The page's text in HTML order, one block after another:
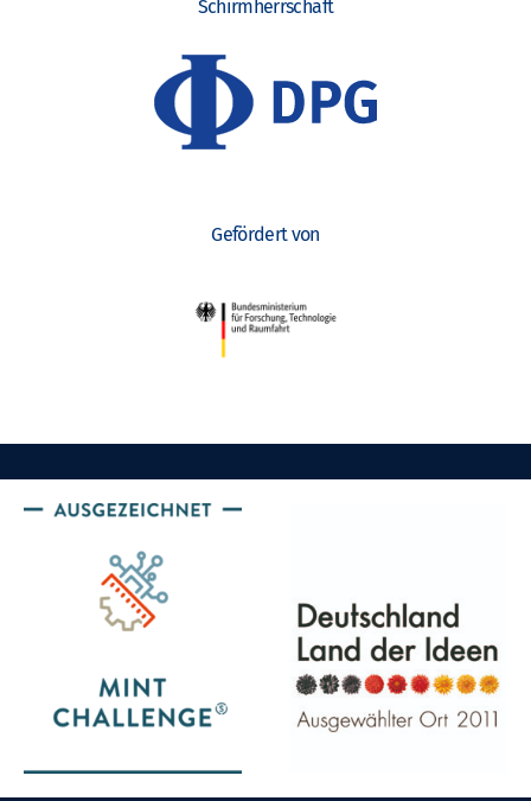
Schirmherrschaft
Gefördert von